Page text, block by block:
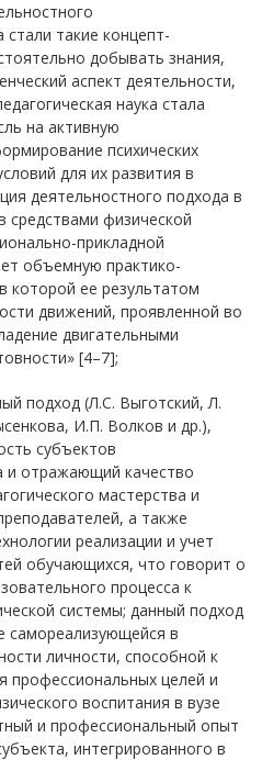
такие концепт-
добывать знания,
аспект деятельности,
наука стала
на активную
психических
для их развития в
деятельностного подхода в
средствами физической
прикладной
объемную практико-
которой ее результатом
движений, проявленной во
двигательными
[4–7];
подход (Л.С. Выготский, Л.
И.П. Волков и др.),
субъектов
и отражающий качество
мастерства и
а также
реализации и учет
обучающихся, что говорит о
процесса к
системы; данный подход
самореализующейся в
личности, способной к
целей и
воспитания в вузе
и профессиональный опыт
интегрированного в